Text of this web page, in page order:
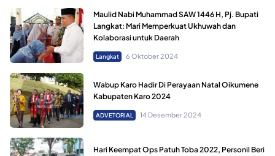
Maulid Nabi Muhammad SAW 1446 H, Pj. Bupati
Langkat: Mari Memperkuat Ukhuwah dan
Kolaborasi untuk Daerah
Langkat 6 Oktober 2024
Wabup Karo Hadir Di Perayaan Natal Oikumene
Kabupaten Karo 2024
ADVETORIAL 14 Desember 2024
Hari Keempat Ops Patuh Toba 2022, Personil Beri